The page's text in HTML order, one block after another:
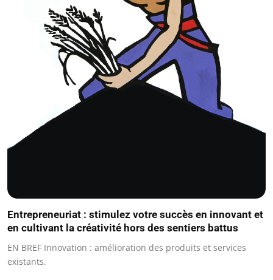
Entrepreneuriat : stimulez votre succès en innovant et
en cultivant la créativité hors des sentiers battus
EN BREF Innovation : amélioration des produits et services
existants.